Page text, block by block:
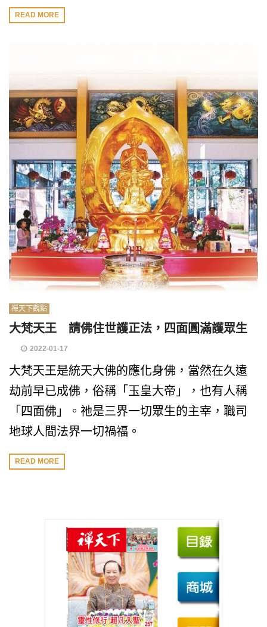
READ MORE
禪天下觀點
大梵天王 請佛住世護正法，四面圓滿護眾生
2022-01-17
大梵天王是統天大佛的應化身佛，當然在久遠
劫前早已成佛，俗稱「玉皇大帝」，也有人稱
「四面佛」。祂是三界一切眾生的主宰，職司
地球人間法界一切禍福。
READ MORE